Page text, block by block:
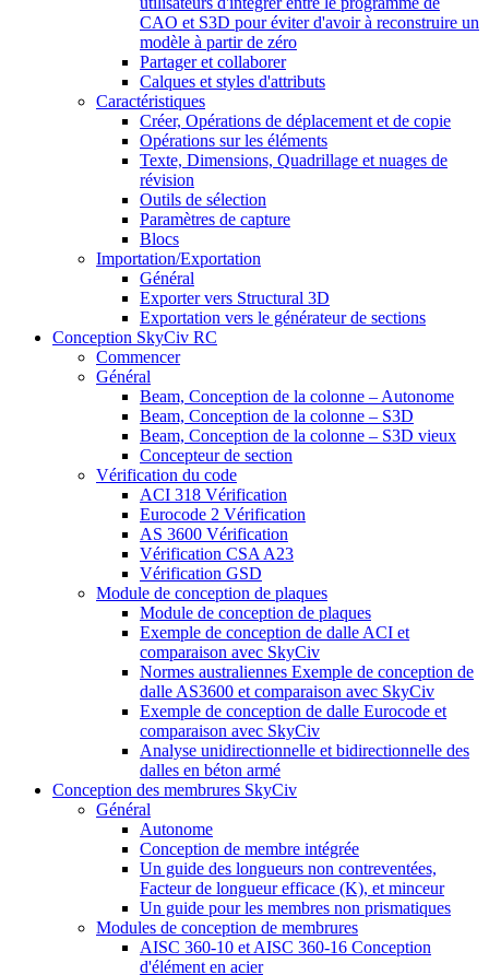
CAO et S3D pour éviter d'avoir à reconstruire un
modèle à partir de zéro
Partager et collaborer
Calques et styles d'attributs
Caractéristiques
Créer, Opérations de déplacement et de copie
Opérations sur les éléments
Texte, Dimensions, Quadrillage et nuages ​​de
révision
Outils de sélection
Paramètres de capture
Blocs
Importation/Exportation
Général
Exporter vers Structural 3D
Exportation vers le générateur de sections
Conception SkyCiv RC
Commencer
Général
Beam, Conception de la colonne – Autonome
Beam, Conception de la colonne – S3D
Beam, Conception de la colonne – S3D vieux
Concepteur de section
Vérification du code
ACI 318 Vérification
Eurocode 2 Vérification
AS 3600 Vérification
Vérification CSA A23
Vérification GSD
Module de conception de plaques
Module de conception de plaques
Exemple de conception de dalle ACI et
comparaison avec SkyCiv
Normes australiennes Exemple de conception de
dalle AS3600 et comparaison avec SkyCiv
Exemple de conception de dalle Eurocode et
comparaison avec SkyCiv
Analyse unidirectionnelle et bidirectionnelle des
dalles en béton armé
Conception des membrures SkyCiv
Général
Autonome
Conception de membre intégrée
Un guide des longueurs non contreventées,
Facteur de longueur efficace (K), et minceur
Un guide pour les membres non prismatiques
Modules de conception de membrures
AISC 360-10 et AISC 360-16 Conception
d'élément en acier